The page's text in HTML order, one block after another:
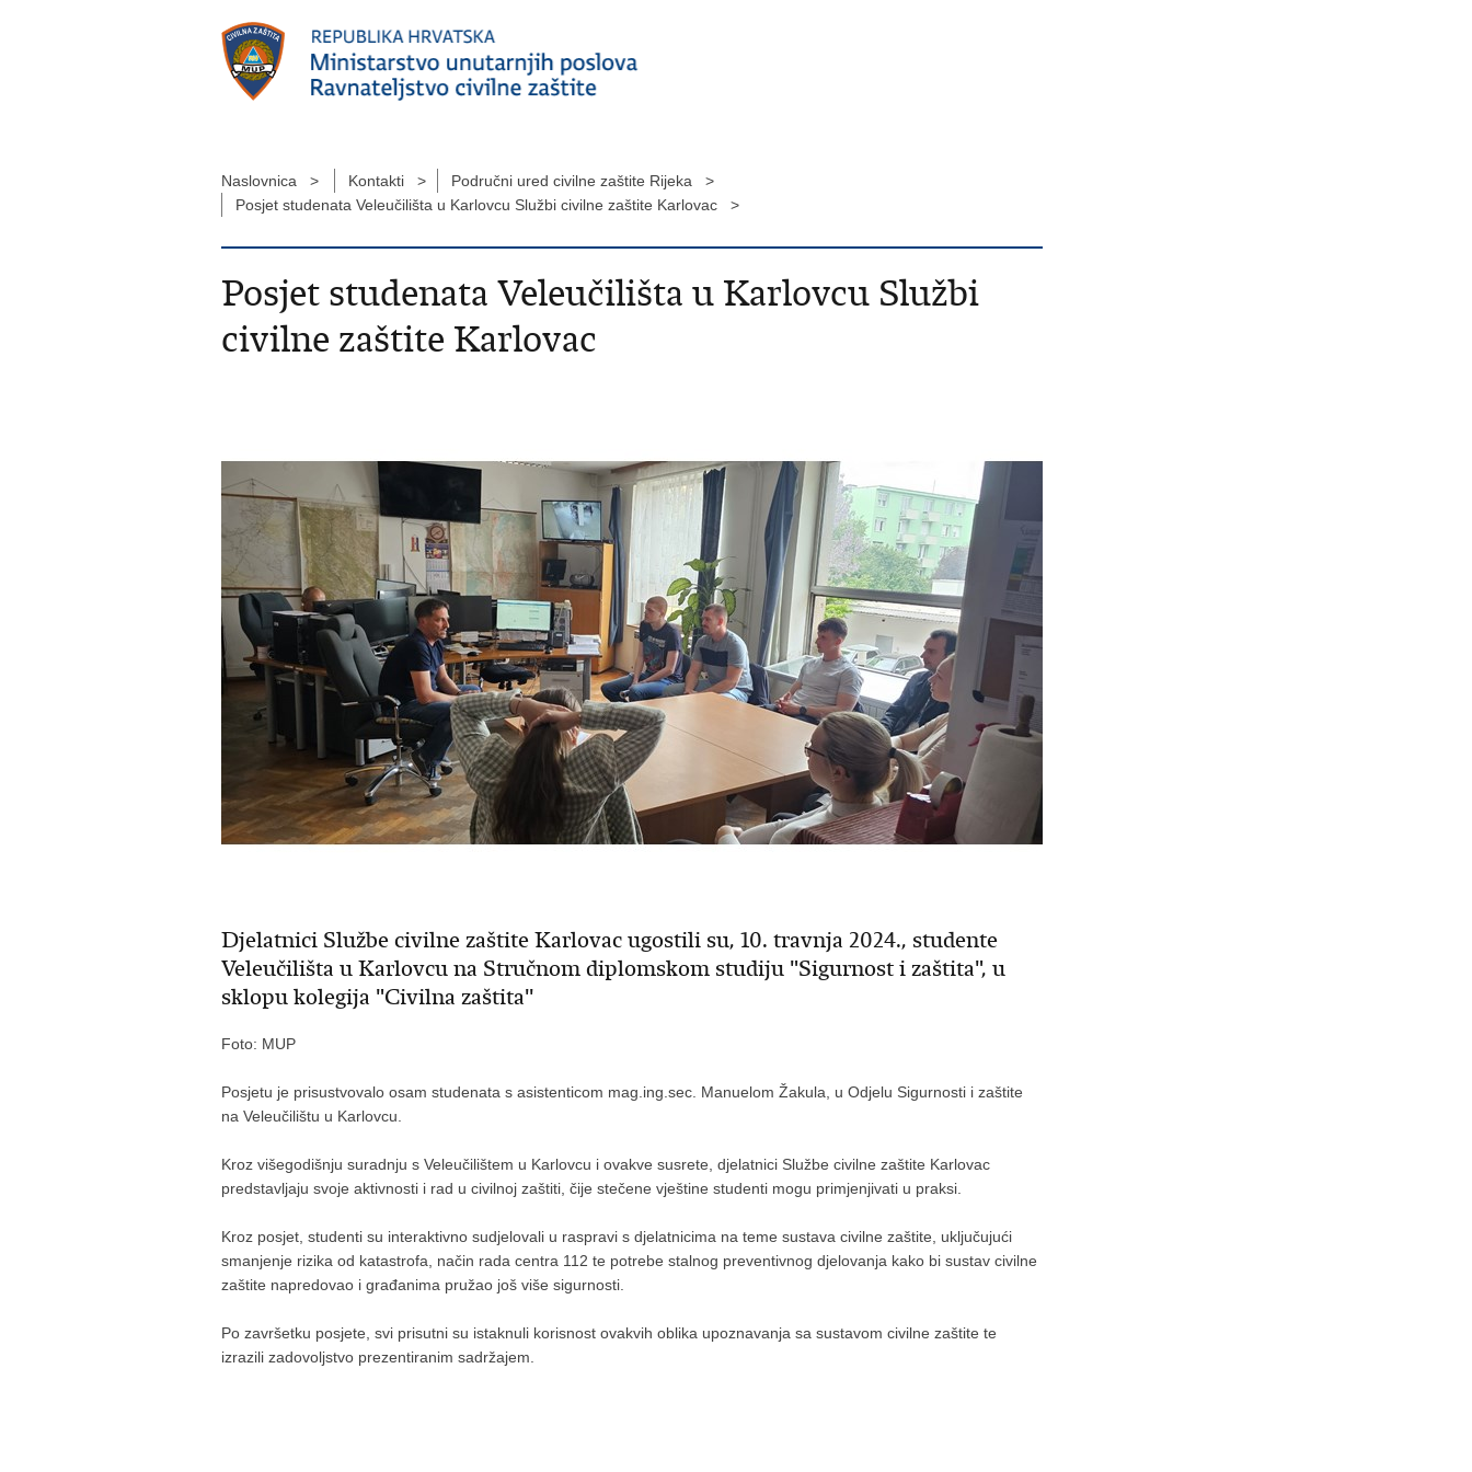
Naslovnica > Kontakti >
Područni ured civilne zaštite Rijeka >
Posjet studenata Veleučilišta u Karlovcu Službi civilne zaštite Karlovac >
Posjet studenata Veleučilišta u Karlovcu Službi
civilne zaštite Karlovac
Djelatnici Službe civilne zaštite Karlovac ugostili su, 10. travnja 2024., studente
Veleučilišta u Karlovcu na Stručnom diplomskom studiju "Sigurnost i zaštita", u
sklopu kolegija "Civilna zaštita''
Foto: MUP
Posjetu je prisustvovalo osam studenata s asistenticom mag.ing.sec. Manuelom Žakula, u Odjelu Sigurnosti i zaštite
na Veleučilištu u Karlovcu.
Kroz višegodišnju suradnju s Veleučilištem u Karlovcu i ovakve susrete, djelatnici Službe civilne zaštite Karlovac
predstavljaju svoje aktivnosti i rad u civilnoj zaštiti, čije stečene vještine studenti mogu primjenjivati u praksi.
Kroz posjet, studenti su interaktivno sudjelovali u raspravi s djelatnicima na teme sustava civilne zaštite, uključujući
smanjenje rizika od katastrofa, način rada centra 112 te potrebe stalnog preventivnog djelovanja kako bi sustav civilne
zaštite napredovao i građanima pružao još više sigurnosti.
Po završetku posjete, svi prisutni su istaknuli korisnost ovakvih oblika upoznavanja sa sustavom civilne zaštite te
izrazili zadovoljstvo prezentiranim sadržajem.